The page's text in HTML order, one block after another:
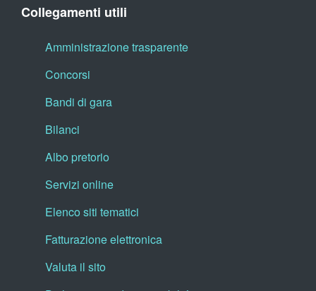
Collegamenti utili
Amministrazione trasparente
Concorsi
Bandi di gara
Bilanci
Albo pretorio
Servizi online
Elenco siti tematici
Fatturazione elettronica
Valuta il sito